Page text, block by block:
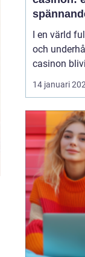
I en värld
och
casinon
för
spänning
traditionella
till moderna
14 januari